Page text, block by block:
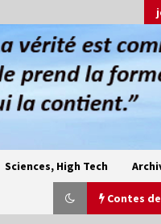
Sciences, High Tech
Contes